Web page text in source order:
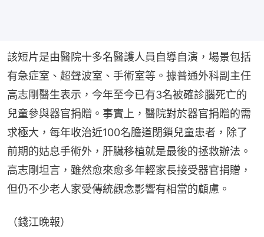
該短片是由醫院十多名醫護人員自導自演，場景包括
有急症室、超聲波室、手術室等。據普通外科副主任
高志剛醫生表示，今年至今已有3名被確診腦死亡的
兒童參與器官捐贈。事實上，醫院對於器官捐贈的需
求極大，每年收治近100名膽道閉鎖兒童患者，除了
前期的姑息手術外，肝臟移植就是最後的拯救辦法。
高志剛坦言，雖然愈來愈多年輕家長接受器官捐贈，
但仍不少老人家受傳統觀念影響有相當的顧慮。
（錢江晚報）